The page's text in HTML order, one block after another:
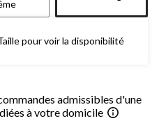
pour voir la disponibilité
admissibles d'une
à votre domicile